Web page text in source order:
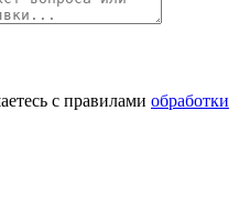
с правилами обработки